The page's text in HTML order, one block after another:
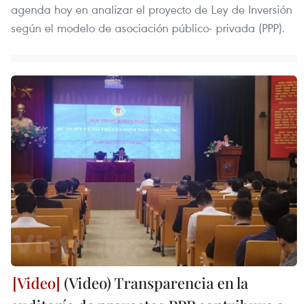
agenda hoy en analizar el proyecto de Ley de Inversión
según el modelo de asociación público- privada (PPP).
(Video) Transparencia en la